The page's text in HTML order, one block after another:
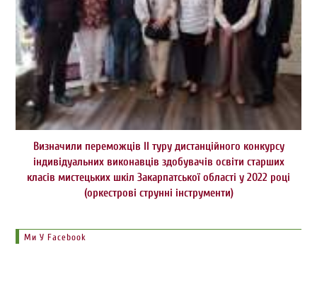
Визначили переможців ІІ туру дистанційного конкурсу
індивідуальних виконавців здобувачів освіти старших
класів мистецьких шкіл Закарпатської області у 2022 році
(оркестрові струнні інструменти)
Ми У Facebook